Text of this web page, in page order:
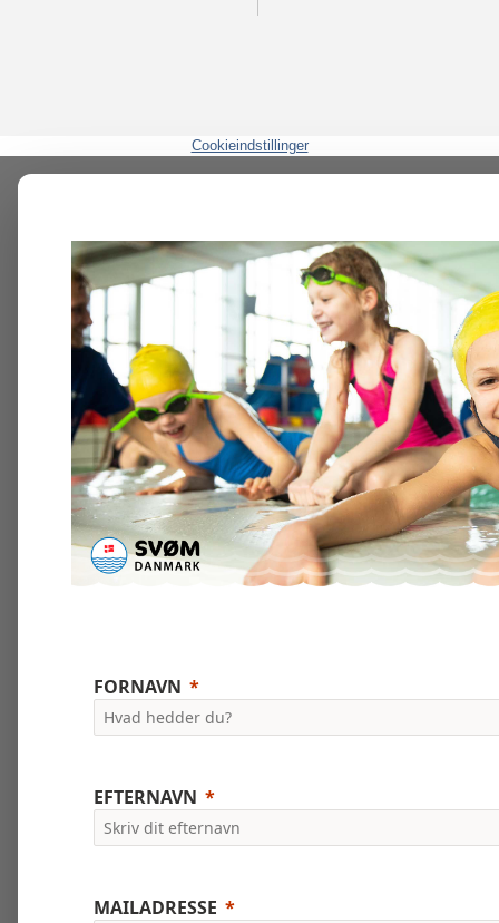
Cookieindstillinger
FORNAVN
EFTERNAVN
MAILADRESSE